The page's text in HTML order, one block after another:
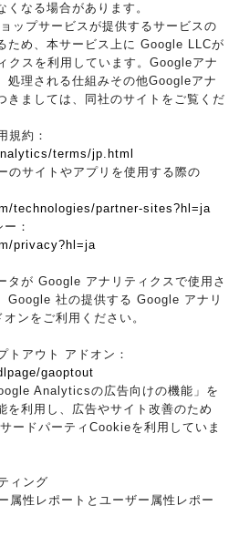
なる場合があります。
ップサービスが提供するサービスの
ため、本サービス上に Google LLCが
クスを利用しています。Googleアナ
処理される仕組みその他Googleアナ
きましては、同社のサイトをご覧くだ
規約：
terms/jp.html
のサイトやアプリを使用する際の
technologies/partner-sites?hl=ja
：
privacy?hl=ja
タが Google アナリティクスで使用さ
Google 社の提供する Google アナリ
ンをご利用ください。
トアウト アドオン：
gaoptout
Analyticsの広告向けの機能」を
を利用し、広告やサイト改善のため
ードパーティCookieを利用していま
ィング
性レポートとユーザー属性レポー